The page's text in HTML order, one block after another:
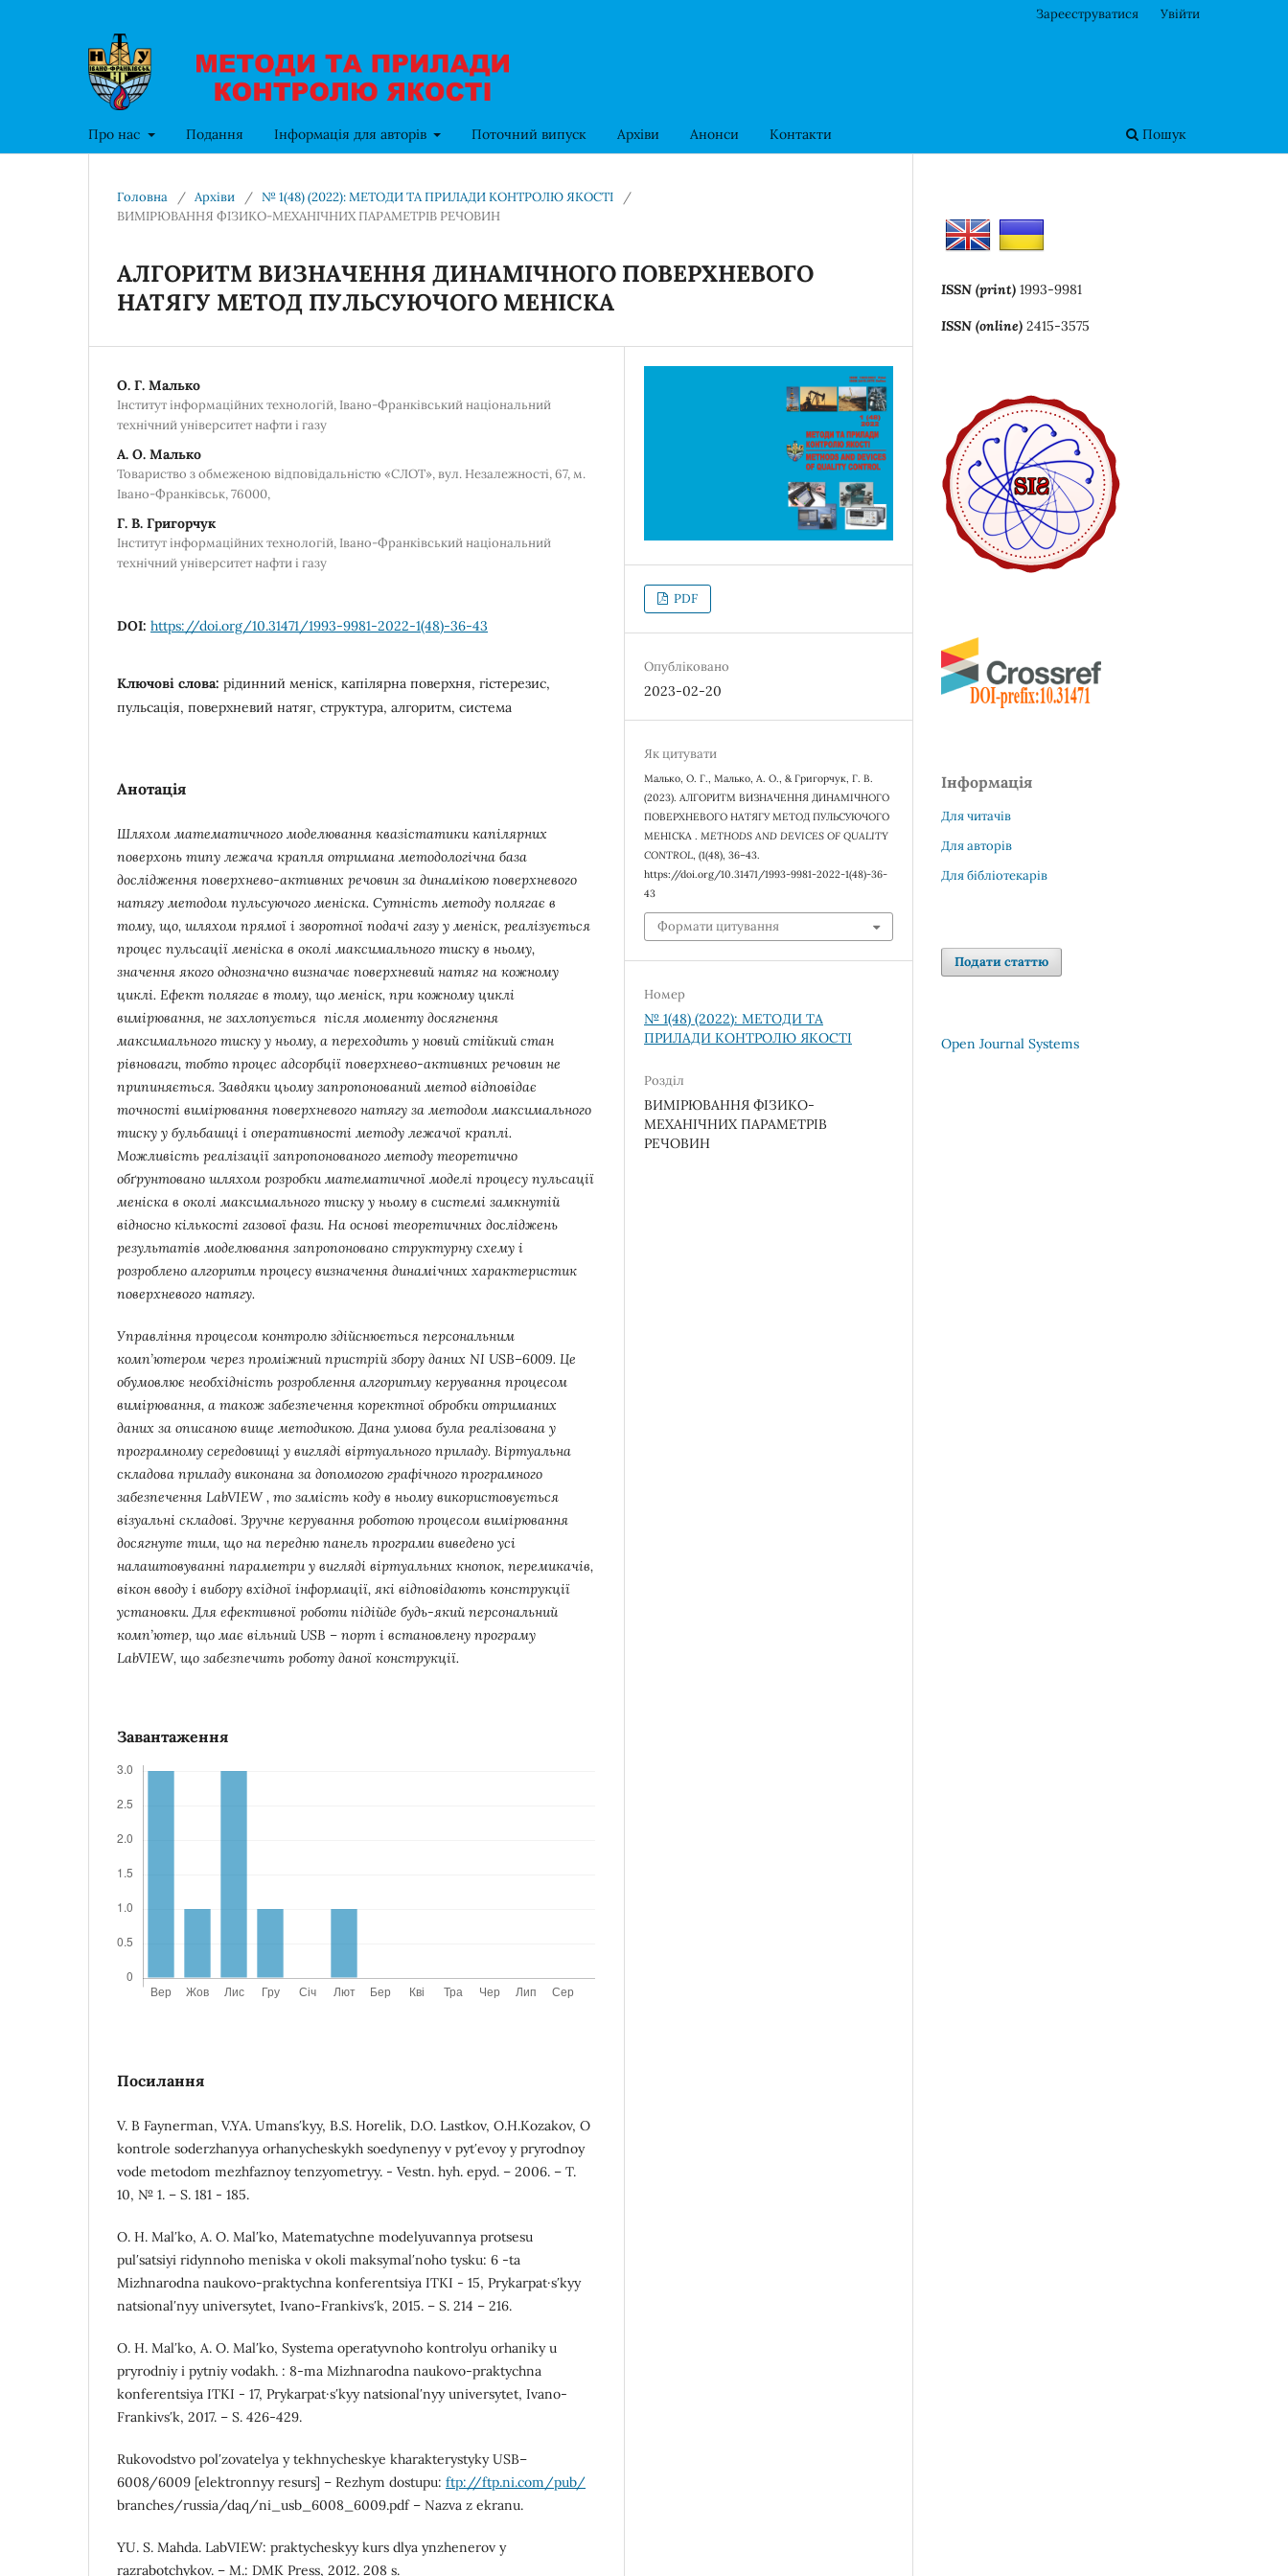
Про нас Подання Інформація для авторів Поточний випуск Архіви Анонси Контакти Пошук
Зареєструватися Увійти
Головна / Архіви / № 1(48) (2022): МЕТОДИ ТА ПРИЛАДИ КОНТРОЛЮ ЯКОСТІ
/
ВИМІРЮВАННЯ ФІЗИКО-МЕХАНІЧНИХ ПАРАМЕТРІВ РЕЧОВИН
АЛГОРИТМ ВИЗНАЧЕННЯ ДИНАМІЧНОГО ПОВЕРХНЕВОГО
НАТЯГУ МЕТОД ПУЛЬСУЮЧОГО МЕНІСКА
О. Г. Малько
Інститут інформаційних технологій, Івано-Франківський національний
технічний університет нафти і газу
А. О. Малько
Товариство з обмеженою відповідальністю «СЛОТ», вул. Незалежності, 67, м.
Івано-Франківськ, 76000,
Г. В. Григорчук
Інститут інформаційних технологій, Івано-Франківський національний
технічний університет нафти і газу
DOI: https://doi.org/10.31471/1993-9981-2022-1(48)-36-43
Ключові слова: рідинний меніск, капілярна поверхня, гістерезис,
пульсація, поверхневий натяг, структура, алгоритм, система
Анотація
Шляхом математичного моделювання квазістатики капілярних
поверхонь типу лежача крапля отримана методологічна база
дослідження поверхнево-активних речовин за динамікою поверхневого
натягу методом пульсуючого меніска. Сутність методу полягає в
тому, що, шляхом прямої і зворотної подачі газу у меніск, реалізується
процес пульсації меніска в околі максимального тиску в ньому,
значення якого однозначно визначає поверхневий натяг на кожному
циклі. Ефект полягає в тому, що меніск, при кожному циклі
вимірювання, не захлопується після моменту досягнення
максимального тиску у ньому, а переходить у новий стійкий стан
рівноваги, тобто процес адсорбції поверхнево-активних речовин не
припиняється. Завдяки цьому запропонований метод відповідає
точності вимірювання поверхневого натягу за методом максимального
тиску у бульбашці і оперативності методу лежачої краплі.
Можливість реалізації запропонованого методу теоретично
обґрунтовано шляхом розробки математичної моделі процесу пульсації
меніска в околі максимального тиску у ньому в системі замкнутій
відносно кількості газової фази. На основі теоретичних досліджень
результатів моделювання запропоновано структурну схему і
розроблено алгоритм процесу визначення динамічних характеристик
поверхневого натягу.
Управління процесом контролю здійснюється персональним
комп’ютером через проміжний пристрій збору даних NI USB–6009. Це
обумовлює необхідність розроблення алгоритму керування процесом
вимірювання, а також забезпечення коректної обробки отриманих
даних за описаною вище методикою. Дана умова була реалізована у
програмному середовищі у вигляді віртуального приладу. Віртуальна
складова приладу виконана за допомогою графічного програмного
забезпечення LabVIEW , то замість коду в ньому використовується
візуальні складові. Зручне керування роботою процесом вимірювання
досягнуте тим, що на передню панель програми виведено усі
налаштовуванні параметри у вигляді віртуальних кнопок, перемикачів,
вікон вводу і вибору вхідної інформації, які відповідають конструкції
установки. Для ефективної роботи підійде будь-який персональний
комп’ютер, що має вільний USB – порт і встановлену програму
LabVIEW, що забезпечить роботу даної конструкції.
Завантаження
Посилання
V. B Faynerman, V.YA. Umansʹkyy, B.S. Horelik, D.O. Lastkov, O.H.Kozakov, O
kontrole soderzhanyya orhanycheskykh soedynenyy v pytʹevoy y pryrodnoy
vode metodom mezhfaznoy tenzyometryy. - Vestn. hyh. epyd. – 2006. – T.
10, № 1. – S. 181 - 185.
O. H. Malʹko, A. O. Malʹko, Matematychne modelyuvannya protsesu
pulʹsatsiyi ridynnoho meniska v okoli maksymalʹnoho tysku: 6 -ta
Mizhnarodna naukovo-praktychna konferentsiya ITKI - 15, Prykarpat·sʹkyy
natsionalʹnyy universytet, Ivano-Frankivsʹk, 2015. – S. 214 – 216.
O. H. Malʹko, A. O. Malʹko, Systema operatyvnoho kontrolyu orhaniky u
pryrodniy i pytniy vodakh. : 8-ma Mizhnarodna naukovo-praktychna
konferentsiya ITKI - 17, Prykarpat·sʹkyy natsionalʹnyy universytet, Ivano-
Frankivsʹk, 2017. – S. 426-429.
Rukovodstvo polʹzovatelya y tekhnycheskye kharakterystyky USB–
6008/6009 [elektronnyy resurs] – Rezhym dostupu: ftp://ftp.ni.com/pub/
branches/russia/daq/ni_usb_6008_6009.pdf – Nazva z ekranu.
YU. S. Mahda. LabVIEW: praktycheskyy kurs dlya ynzhenerov y
razrabotchykov. – M.: DMK Press, 2012. 208 s.
PDF
Опубліковано
2023-02-20
Як цитувати
Малько, О. Г., Малько, А. О., & Григорчук, Г. В.
(2023). АЛГОРИТМ ВИЗНАЧЕННЯ ДИНАМІЧНОГО
ПОВЕРХНЕВОГО НАТЯГУ МЕТОД ПУЛЬСУЮЧОГО
МЕНІСКА . METHODS AND DEVICES OF QUALITY
CONTROL , (1(48), 36–43.
https://doi.org/10.31471/1993-9981-2022-1(48)-36-
43
Формати цитування
Номер
№ 1(48) (2022): МЕТОДИ ТА
ПРИЛАДИ КОНТРОЛЮ ЯКОСТІ
Розділ
ВИМІРЮВАННЯ ФІЗИКО-
МЕХАНІЧНИХ ПАРАМЕТРІВ
РЕЧОВИН
ISSN (print) 1993-9981
ISSN (online) 2415-3575
Інформація
Для читачів
Для авторів
Для бібліотекарів
Подати статтю
Open Journal Systems